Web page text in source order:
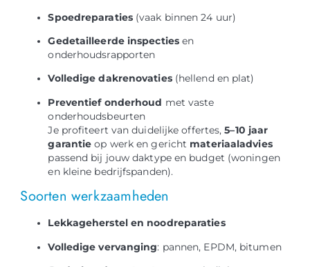
Spoedreparaties(vaak binnen 24 uur)
Gedetailleerde inspectiesen
onderhoudsrapporten
Volledige dakrenovaties(hellend en plat)
Preventief onderhoud met vaste
onderhoudsbeurten
Je profiteert van duidelijke offertes,5–10 jaar
garantie op werk en gericht materiaaladvies
passend bij jouw daktype en budget (woningen
en kleine bedrijfspanden).
Soorten werkzaamheden
Lekkageherstel en noodreparaties
Volledige vervanging: pannen, EPDM, bitumen